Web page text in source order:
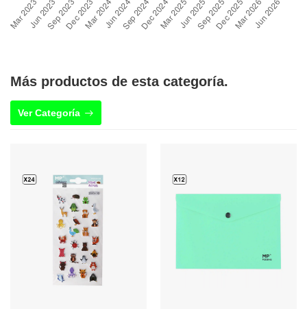
Más productos de esta categoría.
Ver Categoría